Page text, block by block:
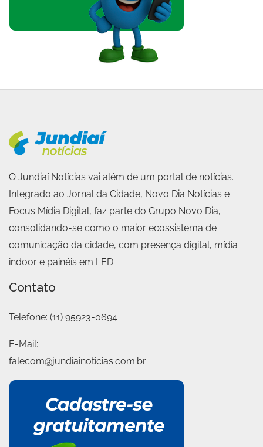
O Jundiaí Notícias vai além de um portal de notícias.
Integrado ao Jornal da Cidade, Novo Dia Notícias e
Focus Mídia Digital, faz parte do Grupo Novo Dia,
consolidando-se como o maior ecossistema de
comunicação da cidade, com presença digital, mídia
indoor e painéis em LED.
Contato
Telefone: (11) 95923-0694
E-Mail:
falecom@jundiainoticias.com.br